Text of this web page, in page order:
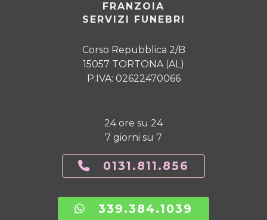
FRANZOIA
SERVIZI FUNEBRI
Corso Repubblica 2/B
15057 TORTONA (AL)
P.IVA: 02622470066
24 ore su 24
7 giorni su 7
0131.811.856
339.384.1039